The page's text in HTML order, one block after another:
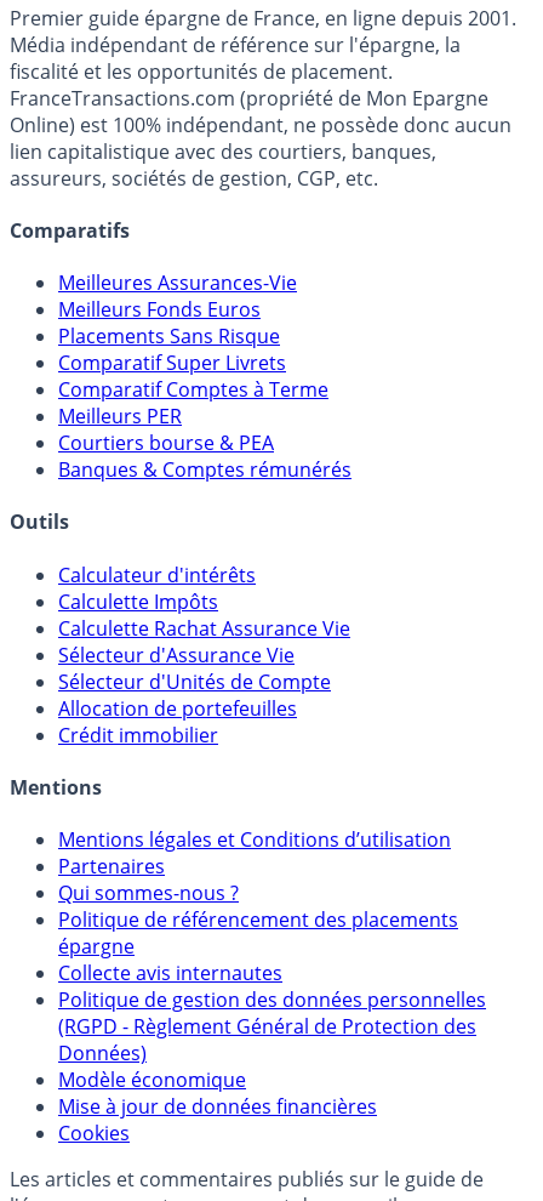
FranceTransactions.com
Premier guide épargne de France, en ligne depuis 2001.
Média indépendant de référence sur l'épargne, la
fiscalité et les opportunités de placement.
FranceTransactions.com (propriété de Mon Epargne
Online) est 100% indépendant, ne possède donc aucun
lien capitalistique avec des courtiers, banques,
Meilleures Assurances-Vie
Meilleurs Fonds Euros
Placements Sans Risque
Comparatif Super Livrets
Comparatif Comptes à Terme
Meilleurs PER
Courtiers bourse & PEA
Calculateur d'intérêts
Calculette Impôts
Calculette Rachat Assurance Vie
Sélecteur d'Assurance Vie
Sélecteur d'Unités de Compte
Allocation de portefeuilles
Mentions légales et Conditions d’utilisation
Partenaires
Qui sommes-nous ?
Politique de référencement des placements
épargne
Collecte avis internautes
Politique de gestion des données personnelles
(RGPD - Règlement Général de Protection des
Données)
Modèle économique
Mise à jour de données financières
Cookies